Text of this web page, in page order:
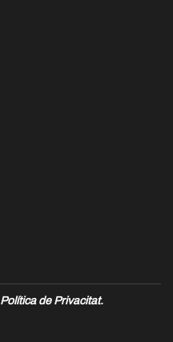
Política de Privacitat.